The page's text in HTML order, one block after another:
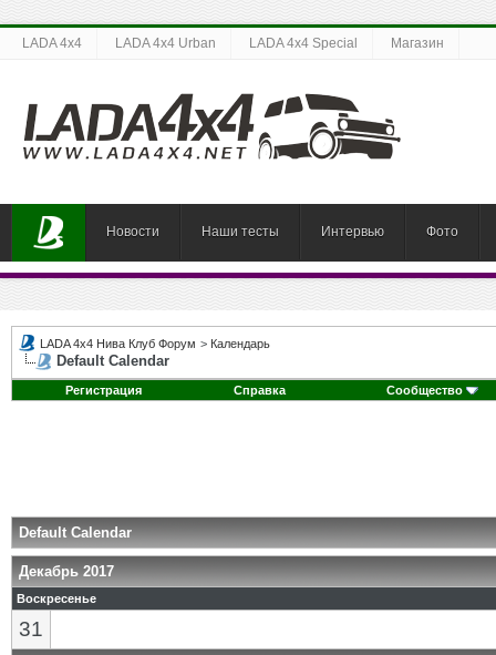
LADA 4x4 LADA 4x4 Urban LADA 4x4 Special Магазин
Новости Наши тесты Интервью Фото
LADA 4x4 Нива Клуб Форум > Календарь
Default Calendar
Регистрация Справка Сообщество
Default Calendar
Декабрь 2017
Воскресенье
31